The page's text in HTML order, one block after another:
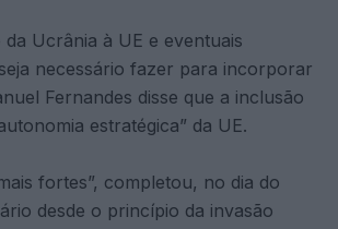
Ucrânia à UE e eventuais
necessário fazer para incorporar
Fernandes disse que a inclusão
estratégica” da UE.
fortes”, completou, no dia do
desde o princípio da invasão